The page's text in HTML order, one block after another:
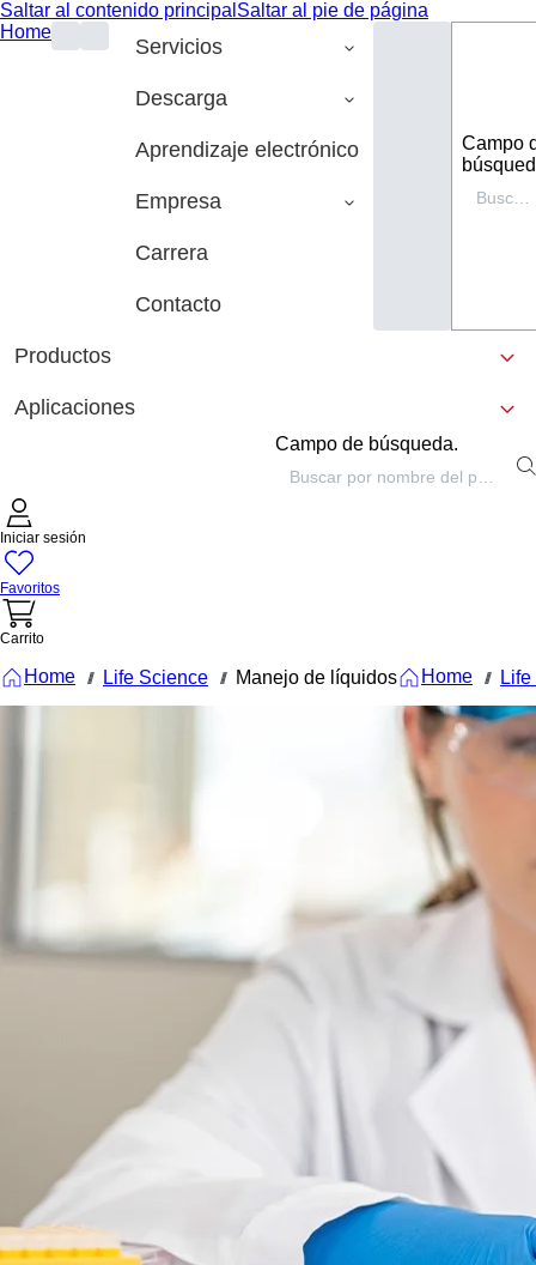
Saltar al contenido principal Saltar al pie de página
Home
Servicios
Descarga
Aprendizaje electrónico
Empresa
Carrera
Contacto
Campo
Productos
Aplicaciones
Campo de búsqueda.
Iniciar sesión
Favoritos
Carrito
Home /// Life Science /// Manejo de líquidos Home ///